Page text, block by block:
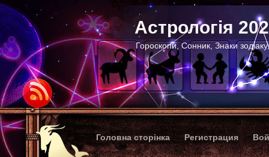
Астрологія
Гороскопи, Сонник, Знаки
Головна сторінка Регистрация